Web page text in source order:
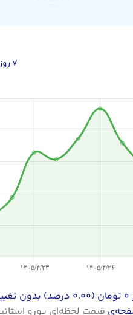
۷ روز
قیمت یورو استانبول امروز جمعه ۱۶ مرداد ۱۴۰۵، در
قیمت لحظه‌ای یورو